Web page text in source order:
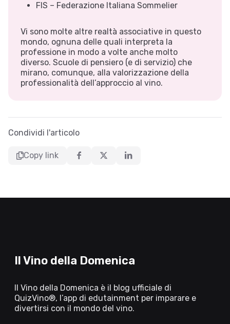
FIS – Federazione Italiana Sommelier
Vi sono molte altre realtà associative in questo
mondo, ognuna delle quali interpreta la
professione in modo a volte anche molto
diverso. Scuole di pensiero (e di servizio) che
mirano, comunque, alla valorizzazione della
professionalità dell’approccio al vino.
Condividi l'articolo
Copy link
Il Vino della Domenica
Il Vino della Domenica è il blog ufficiale di
QuizVino®, l’app di edutainment per imparare e
divertirsi con il mondo del vino.